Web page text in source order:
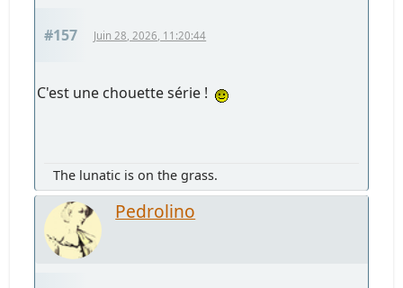
#157 Juin 28, 2026, 11:20:44
C'est une chouette série !
The lunatic is on the grass.
Pedrolino